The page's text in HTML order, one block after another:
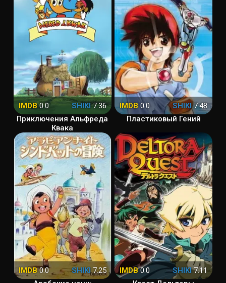
IMDB0.0 SHIKI7.36
Приключения Альфреда
Квака
IMDB 0.0 SHIKI7.48
Пластиковый Гений
IMDB0.0 SHIKI7.25
IMDB0.0 SHIKI7.11